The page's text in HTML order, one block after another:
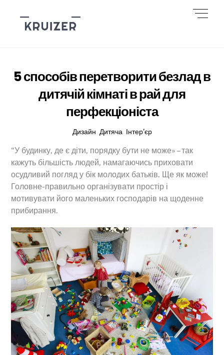
content
5 способів перетворити безлад в
дитячій кімнаті в рай для
перфекціоніста
Дизайн Дитяча Інтер’єр
“У будинку, де є діти, порядку бути не може» – так
кажуть більшість людей, намагаючись приховати
осудливий погляд у бік молодих батьків. Ще як може!
Головне-правильно організувати простір і
мотивувати його маленьких господарів на щоденне
прибирання.